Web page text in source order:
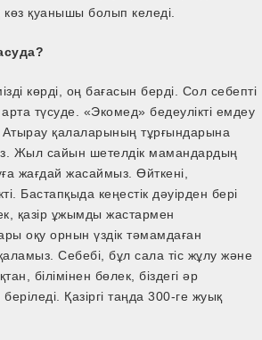
қуанышы болып келеді.
көрді, оң бағасын берді. Сол себепті
түсуде. «Экомед» бедеулікті емдеу
қалаларының тұрғындарына
Жыл сайын шетелдік мамандардың
жағдай жасаймыз. Өйткені,
Бастапқыда кеңестік дәуірден бері
қазір ұжымды жастармен
оқу орнын үздік тәмамдаған
Себебі, бұл сала тіс жұлу және
білімінен бөлек, біздегі әр
Қазіргі таңда 300-ге жуық